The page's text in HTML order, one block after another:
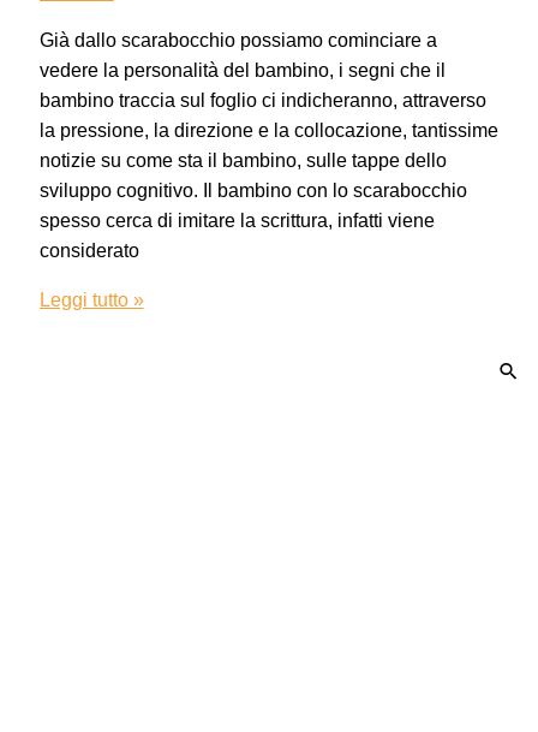
Già dallo scarabocchio possiamo cominciare a
vedere la personalità del bambino, i segni che il
bambino traccia sul foglio ci indicheranno, attraverso
la pressione, la direzione e la collocazione, tantissime
notizie su come sta il bambino, sulle tappe dello
sviluppo cognitivo. Il bambino con lo scarabocchio
spesso cerca di imitare la scrittura, infatti viene
considerato
Leggi tutto »